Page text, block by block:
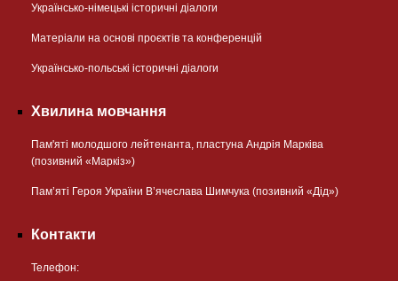
Українсько-німецькі історичні діалоги
Матеріали на основі проєктів та конференцій
Українсько-польські історичні діалоги
Хвилина мовчання
Пам'яті молодшого лейтенанта, пластуна Андрія Марківа
(позивний «Маркіз»)
Пам’яті Героя України В’ячеслава Шимчука (позивний «Дід»)
Контакти
Телефон: